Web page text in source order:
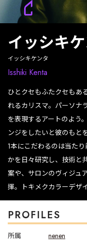
イッシキ
イッシキケンタ
Isshiki Kenta
ひとクセもふたクセもあ
れるカリスマ。パーソナ
を表現するアートのよう
ンジをしたいと彼のもと
1本にこだわるのは当た
かを日々研究し、技術と
案や、サロンのヴィジュ
揮。トキメクカラーデザ
PROFILES
所属 nenen